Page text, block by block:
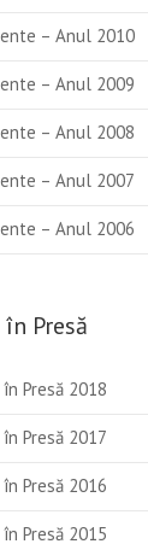
– Anul 2010
– Anul 2009
– Anul 2008
– Anul 2007
– Anul 2006
Presă
Presă 2018
Presă 2017
Presă 2016
Presă 2015